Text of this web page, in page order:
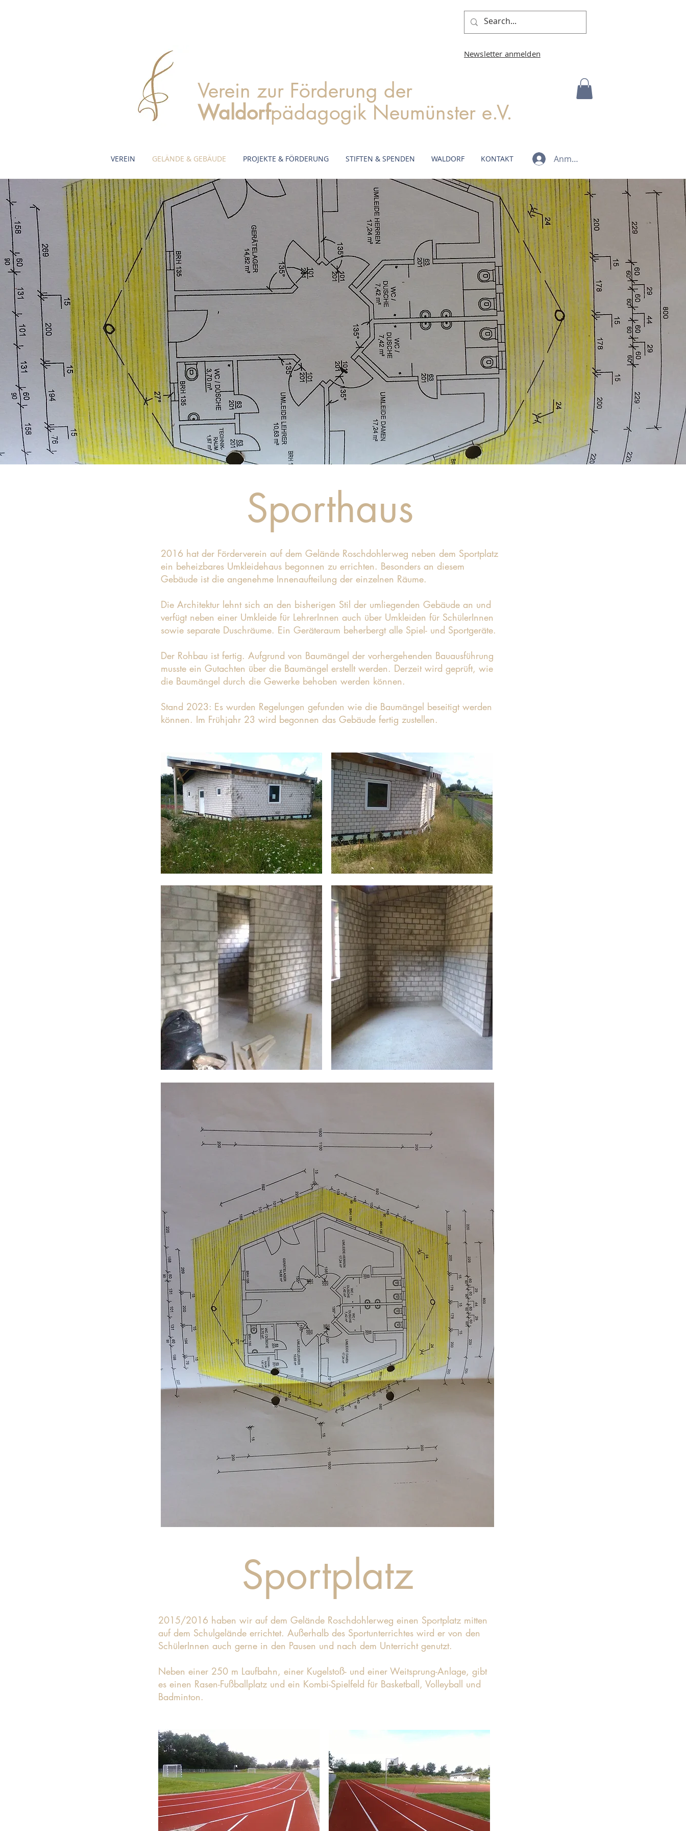
Verein zur Förderung der
Waldorfpädagogik Neumünster e.V.
Newsletter anmelden
VEREIN GELÄNDE & GEBÄUDE PROJEKTE & FÖRDERUNG STIFTEN & SPENDEN WALDORF KONTAKT Anmelden
Sporthaus
2016 hat der Förderverein auf dem Gelände Roschdohlerweg neben dem Sportplatz
ein beheizbares Umkleidehaus begonnen zu errichten. Besonders an diesem
Gebäude ist die angenehme Innenaufteilung der einzelnen Räume.
Die Architektur lehnt sich an den bisherigen Stil der umliegenden Gebäude an und
verfügt neben einer Umkleide für LehrerInnen auch über Umkleiden für SchülerInnen
sowie separate Duschräume. Ein Geräteraum beherbergt alle Spiel- und Sportgeräte.
Der Rohbau ist fertig. Aufgrund von Baumängel der vorhergehenden Bauausführung
musste ein Gutachten über die Baumängel erstellt werden. Derzeit wird geprüft, wie
die Baumängel durch die Gewerke behoben werden können.
Stand 2023: Es wurden Regelungen gefunden wie die Baumängel beseitigt werden
können. Im Frühjahr 23 wird begonnen das Gebäude fertig zustellen.
Sportplatz
2015/2016 haben wir auf dem Gelände Roschdohlerweg einen Sportplatz mitten
auf dem Schulgelände errichtet. Außerhalb des Sportunterrichtes wird er von den
SchülerInnen auch gerne in den Pausen und nach dem Unterricht genutzt.
Neben einer 250 m Laufbahn, einer Kugelstoß- und einer Weitsprung-Anlage, gibt
es einen Rasen-Fußballplatz und ein Kombi-Spielfeld für Basketball, Volleyball und
Badminton.